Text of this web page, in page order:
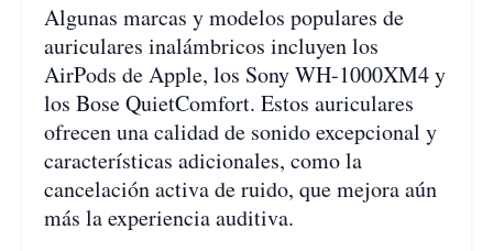
Algunas marcas y modelos populares de
auriculares inalámbricos incluyen los
AirPods de Apple, los Sony WH-1000XM4 y
los Bose QuietComfort. Estos auriculares
ofrecen una calidad de sonido excepcional y
características adicionales, como la
cancelación activa de ruido, que mejora aún
más la experiencia auditiva.